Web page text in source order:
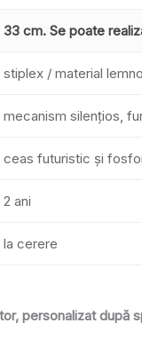
33 cm. Se poate
stiplex / material
mecanism silențios,
ceas futuristic și
2 ani
la cerere
personalizat